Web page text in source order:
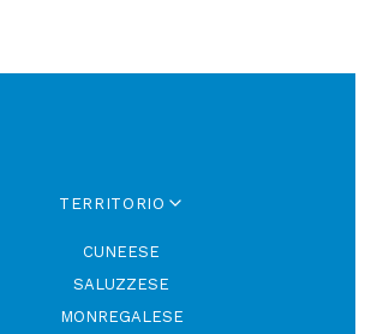
TERRITORIO
CUNEESE
SALUZZESE
MONREGALESE